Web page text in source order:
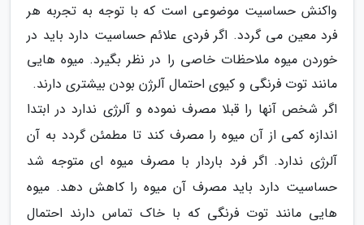
واکنش حساسیت موضوعی است که با توجه به تجربه هر
فرد معین می گردد. اگر فردی علائم حساسیت دارد باید در
خوردن میوه ملاحظات خاصی را در نظر بگیرد. میوه هایی
مانند توت فرنگی و کیوی احتمال آلرژن بودن بیشتری دارند.
اگر شخص آنها را قبلا مصرف نموده و آلرژی ندارد در ابتدا
اندازه کمی از آن میوه را مصرف کند تا مطمئن گردد به آن
آلرژی ندارد. اگر فرد باردار با مصرف میوه ای متوجه شد
حساسیت دارد باید مصرف آن میوه را کاهش دهد. میوه
هایی مانند توت فرنگی که با خاک تماس دارند احتمال